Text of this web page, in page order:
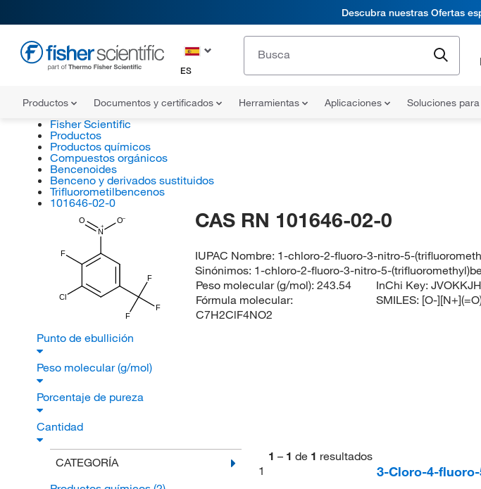
Descubra nuestras Ofertas
ES
Productos Documentos y certificados Herramientas Aplicaciones Soluciones
Fisher Scientific
Productos
Productos químicos
Compuestos orgánicos
Bencenoides
Benceno y derivados sustituidos
Trifluorometilbencenos
101646-02-0
N
O O
F
Cl
F
F
F
CAS RN 101646-02-0
IUPAC Nombre: 1-chloro-2-fluoro-3-nitro-5-
Sinónimos: 1-chloro-2-fluoro-3-nitro-5-
Peso molecular (g/mol): 243.54
Fórmula molecular:
C7H2ClF4NO2
InChi Key:
SMILES: [O-
Punto de ebullición
Peso molecular (g/mol)
Porcentaje de pureza
Cantidad
CATEGORÍA
1 – 1 de 1 resultados
1
3-Cloro-4-